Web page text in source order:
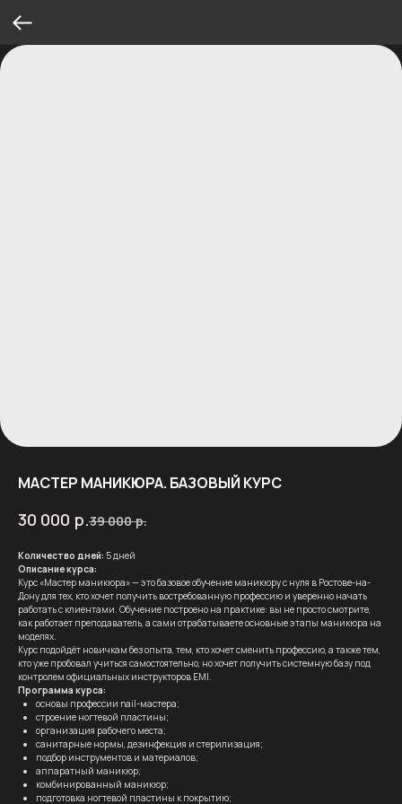
МАСТЕР МАНИКЮРА. БАЗОВЫЙ КУРС
30 000 р.39 000 р.
Количество дней: 5 дней
Описание курса:
Курс «Мастер маникюра» — это базовое обучение маникюру с нуля в Ростове-на-
Дону для тех, кто хочет получить востребованную профессию и уверенно начать
работать с клиентами. Обучение построено на практике: вы не просто смотрите,
как работает преподаватель, а сами отрабатываете основные этапы маникюра на
моделях.
Курс подойдёт новичкам без опыта, тем, кто хочет сменить профессию, а также тем,
кто уже пробовал учиться самостоятельно, но хочет получить системную базу под
контролем официальных инструкторов EMI.
Программа курса:
основы профессии nail-мастера;
строение ногтевой пластины;
организация рабочего места;
санитарные нормы, дезинфекция и стерилизация;
подбор инструментов и материалов;
аппаратный маникюр;
комбинированный маникюр;
подготовка ногтевой пластины к покрытию;